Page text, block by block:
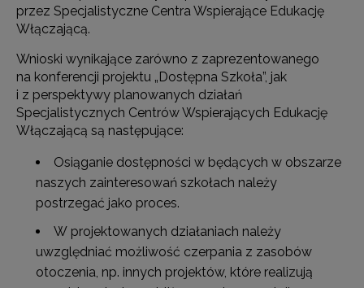
przez Specjalistyczne Centra Wspierające Edukację
Włączającą.
Wnioski wynikające zarówno z zaprezentowanego
na konferencji projektu „Dostępna Szkoła”, jak
i z perspektywy planowanych działań
Specjalistycznych Centrów Wspierających Edukację
Włączającą są następujące:
Osiąganie dostępności w będących w obszarze
naszych zainteresowań szkołach należy
postrzegać jako proces.
W projektowanych działaniach należy
uwzględniać możliwość czerpania z zasobów
otoczenia, np. innych projektów, które realizują